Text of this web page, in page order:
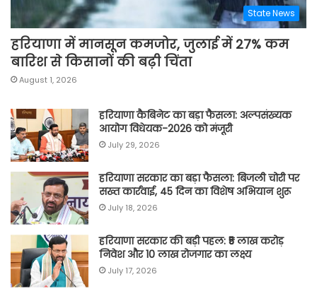
State News
हरियाणा में मानसून कमजोर, जुलाई में 27% कम
बारिश से किसानों की बढ़ी चिंता
August 1, 2026
हरियाणा कैबिनेट का बड़ा फैसला: अल्पसंख्यक
आयोग विधेयक-2026 को मंजूरी
July 29, 2026
हरियाणा सरकार का बड़ा फैसला: बिजली चोरी पर
सख्त कार्रवाई, 45 दिन का विशेष अभियान शुरू
July 18, 2026
हरियाणा सरकार की बड़ी पहल: ₹5 लाख करोड़
निवेश और 10 लाख रोजगार का लक्ष्य
July 17, 2026